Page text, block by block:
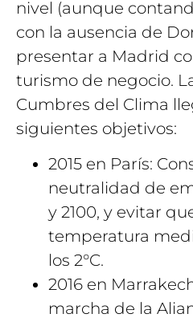
nivel (aunque
con la ausencia de
presentar a Madrid
turismo de negocio.
Cumbres del Clima
siguientes objetivos:
2015 en París:
neutralidad de
y 2100, y evitar
temperatura
los 2°C.
2016 en
marcha de la